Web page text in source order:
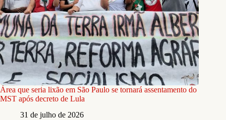
Área que seria lixão em São Paulo se tornará assentamento do
MST após decreto de Lula
31 de julho de 2026